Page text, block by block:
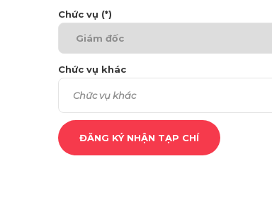
Chức vụ (*)
Chức vụ khác